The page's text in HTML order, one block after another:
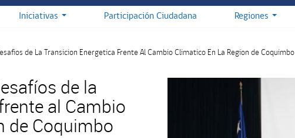
Iniciativas Participación Ciudadana Regiones
de La Transicion Energetica Frente Al Cambio Climatico En La Region de Coquimbo
de la
al Cambio
de Coquimbo